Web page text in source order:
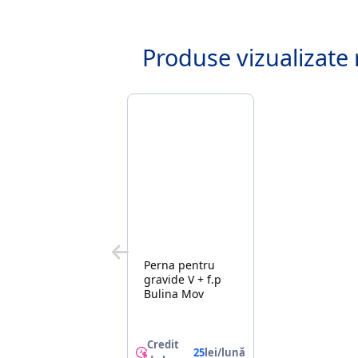
Produse vizualizate
Perna pentru
gravide V + f.p
Bulina Mov
Credit
25lei/lună